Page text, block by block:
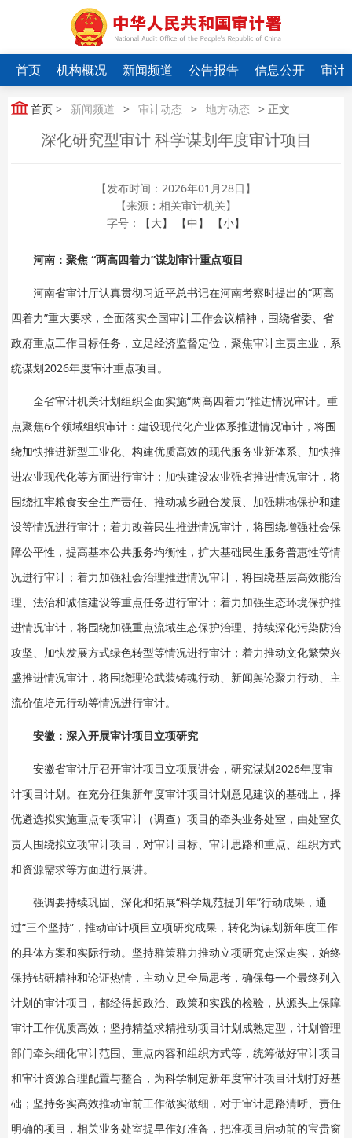
首页 机构概况 新闻频道 公告报告 信息公开 审计
首页 > 新闻频道 > 审计动态 > 地方动态 > 正文
深化研究型审计 科学谋划年度审计项目
【发布时间：2026年01月28日】
【来源：相关审计机关】
字号：
【大】 【中】 【小】
河南：聚焦 “两高四着力”谋划审计重点项目
河南省审计厅认真贯彻习近平总书记在河南考察时提出的“两高
四着力”重大要求，全面落实全国审计工作会议精神，围绕省委、省
政府重点工作目标任务，立足经济监督定位，聚焦审计主责主业，系
统谋划2026年度审计重点项目。
全省审计机关计划组织全面实施“两高四着力”推进情况审计。重
点聚焦6个领域组织审计：建设现代化产业体系推进情况审计，将围
绕加快推进新型工业化、构建优质高效的现代服务业新体系、加快推
进农业现代化等方面进行审计；加快建设农业强省推进情况审计，将
围绕扛牢粮食安全生产责任、推动城乡融合发展、加强耕地保护和建
设等情况进行审计；着力改善民生推进情况审计，将围绕增强社会保
障公平性，提高基本公共服务均衡性，扩大基础民生服务普惠性等情
况进行审计；着力加强社会治理推进情况审计，将围绕基层高效能治
理、法治和诚信建设等重点任务进行审计；着力加强生态环境保护推
进情况审计，将围绕加强重点流域生态保护治理、持续深化污染防治
攻坚、加快发展方式绿色转型等情况进行审计；着力推动文化繁荣兴
盛推进情况审计，将围绕理论武装铸魂行动、新闻舆论聚力行动、主
流价值培元行动等情况进行审计。
安徽：深入开展审计项目立项研究
安徽省审计厅召开审计项目立项展讲会，研究谋划2026年度审
计项目计划。在充分征集新年度审计项目计划意见建议的基础上，择
优遴选拟实施重点专项审计（调查）项目的牵头业务处室，由处室负
责人围绕拟立项审计项目，对审计目标、审计思路和重点、组织方式
和资源需求等方面进行展讲。
强调要持续巩固、深化和拓展“科学规范提升年”行动成果，通
过“三个坚持”，推动审计项目立项研究成果，转化为谋划新年度工作
的具体方案和实际行动。坚持群策群力推动立项研究走深走实，始终
保持钻研精神和论证热情，主动立足全局思考，确保每一个最终列入
计划的审计项目，都经得起政治、政策和实践的检验，从源头上保障
审计工作优质高效；坚持精益求精推动项目计划成熟定型，计划管理
部门牵头细化审计范围、重点内容和组织方式等，统筹做好审计项目
和审计资源合理配置与整合，为科学制定新年度审计项目计划打好基
础；坚持务实高效推动审前工作做实做细，对于审计思路清晰、责任
明确的项目，相关业务处室提早作好准备，把准项目启动前的宝贵窗